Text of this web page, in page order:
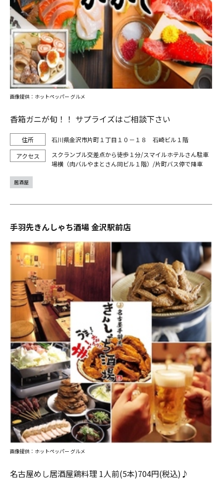
香箱ガニが旬！！ サプライズはご相談下さい
石川県金沢市片町１丁目１０－１８ 石崎ビル１階
スクランブル交差点から徒歩１分/スマイルホテルさん駐車
場横（肉バルやまとさん同ビル１階）/片町バス停で降車
画像提供：ホットペッパー グルメ
居酒屋
手羽先きんしゃち酒場 金沢駅前店
名古屋めし居酒屋鶏料理 1人前(5本)704円(税込)♪
画像提供：ホットペッパー グルメ